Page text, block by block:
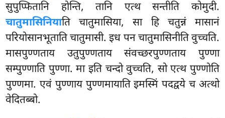
सुपुप्फितानि होन्ति, तानि एत्थ सन्तीति कोमुदी.
चातुमासिनियाति चातुमासिया, सा हि चतुन्नं मासानं
परियोसानभूताति चातुमासी. इध पन चातुमासिनीति वुच्चति.
मासपुण्णताय उतुपुण्णताय संवच्छरपुण्णताय पुण्णा
सम्पुण्णाति पुण्णा. मा इति चन्दो वुच्चति, सो एत्थ पुण्णोति
पुण्णमा. एवं पुण्णाय पुण्णमायाति इमस्मिं पदद्वये च अत्थो
वेदितब्बो.